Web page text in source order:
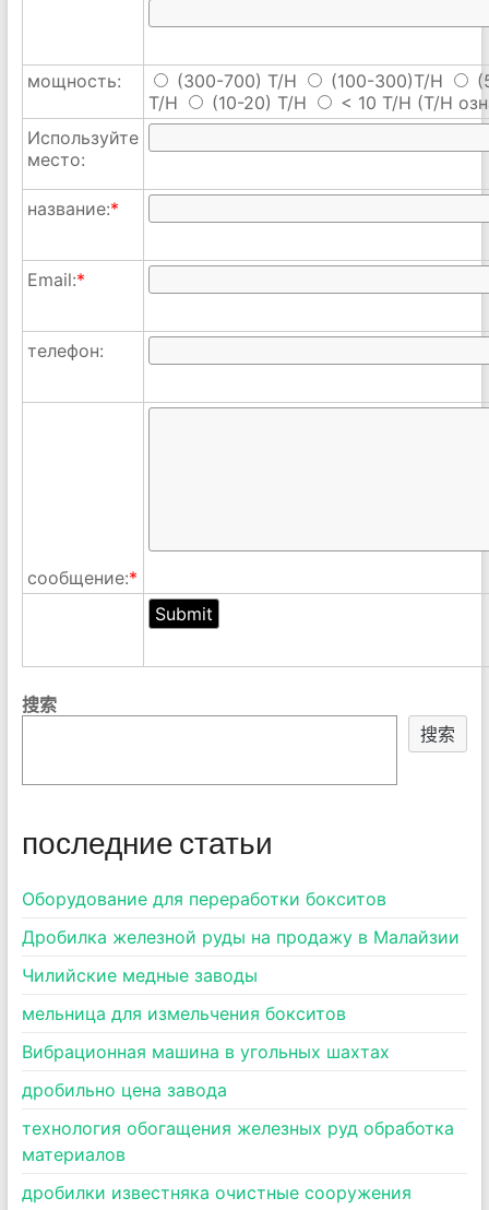
мощность: (300-700) T/H (100-300)T/H
T/H
(10-20) T/H < 10 T/H (T/H
Используйте
место:
название:*
Email:*
телефон:
сообщение:*
搜索
搜索
последние статьи
Оборудование для переработки бокситов
Дробилка железной руды на продажу в Малайзии
Чилийские медные заводы
мельница для измельчения бокситов
Вибрационная машина в угольных шахтах
дробильно цена завода
технология обогащения железных руд обработка
материалов
дробилки известняка очистные сооружения